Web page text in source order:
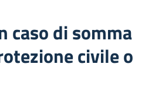
caso di somma
civile o